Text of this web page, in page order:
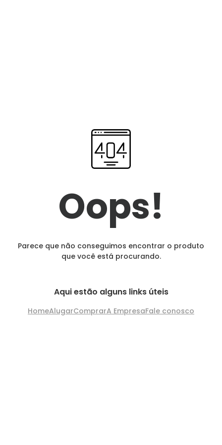
Oops!
Parece que não conseguimos encontrar o produto
que você está procurando.
Aqui estão alguns links úteis
HomeAlugarComprarA EmpresaFale conosco